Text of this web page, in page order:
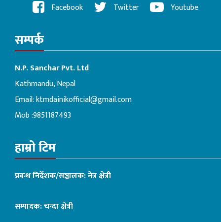
Facebook Twitter Youtube
सम्पर्क
N.P. Sanchar Pvt. Ltd
Kathmandu, Nepal
Email:ktmdainikofficial@gmail.com
Mob :9851187493
हाम्रो टिम
प्रबन्ध निर्देशक/सञ्चालक: नेत्र क्षेत्री
सम्पादक: चन्दा क्षेत्री